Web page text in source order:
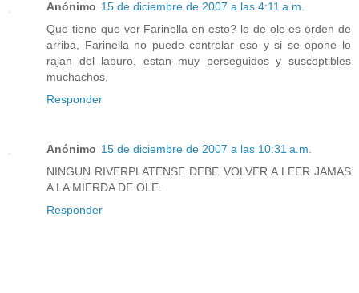
Anónimo 15 de diciembre de 2007 a las 4:11 a.m.
Que tiene que ver Farinella en esto? lo de ole es orden de
arriba, Farinella no puede controlar eso y si se opone lo
rajan del laburo, estan muy perseguidos y susceptibles
muchachos.
Responder
Anónimo 15 de diciembre de 2007 a las 10:31 a.m.
NINGUN RIVERPLATENSE DEBE VOLVER A LEER JAMAS
A LA MIERDA DE OLE.
Responder